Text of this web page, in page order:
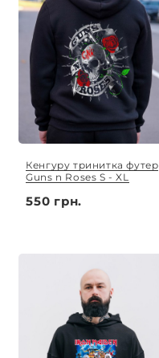
Кенгуру тринитка футер
Guns n Roses S - XL
550 грн.